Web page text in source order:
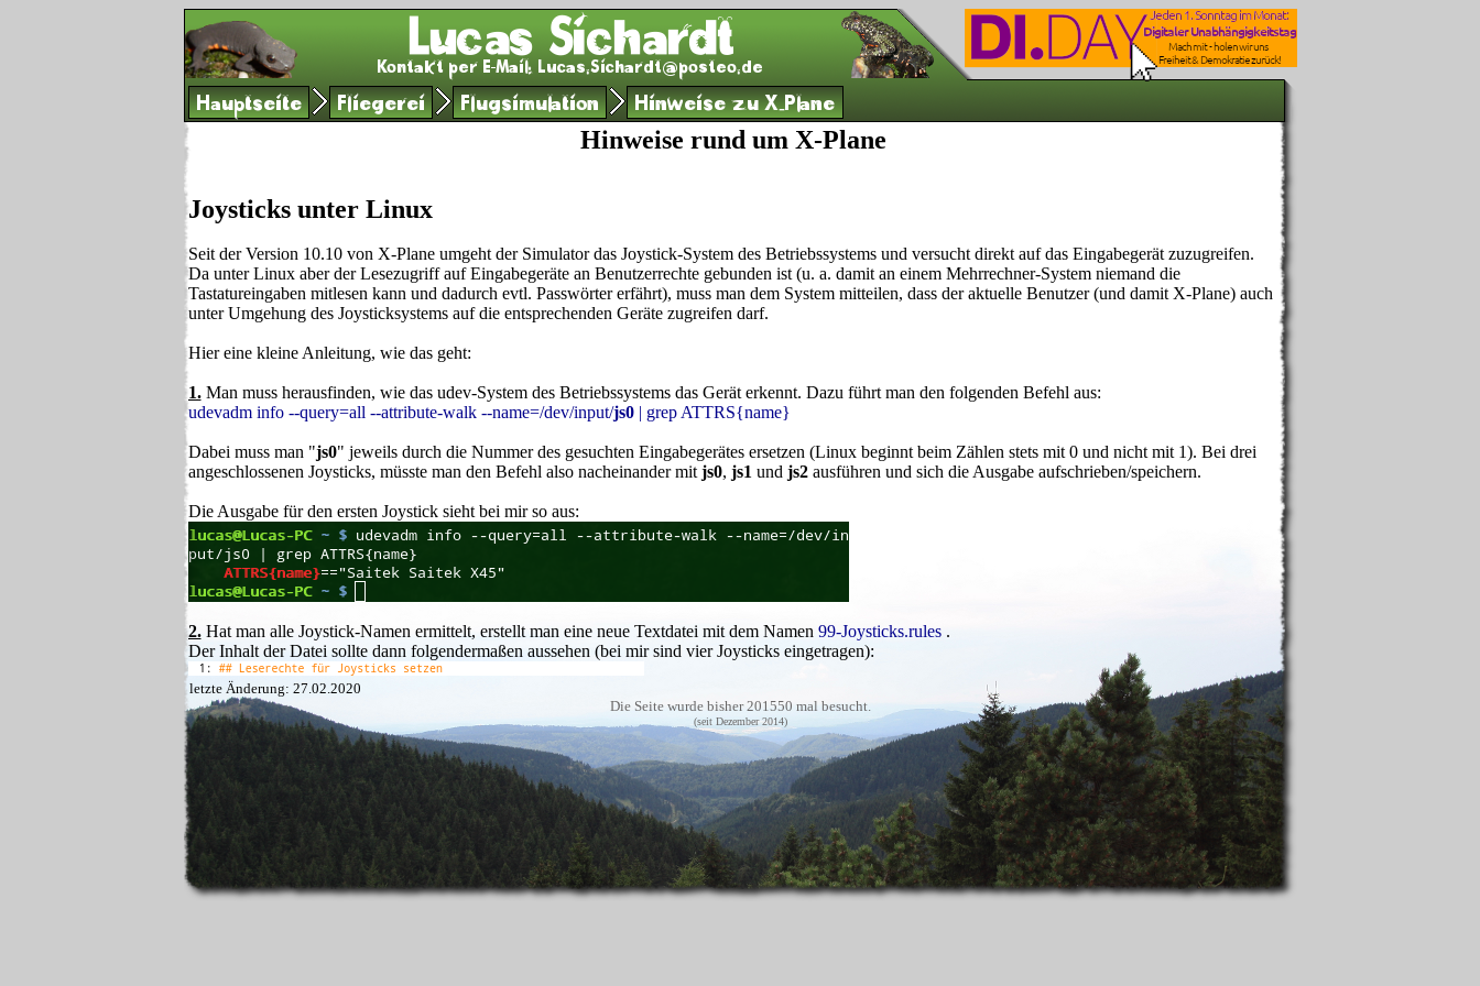
Hauptseite Fliegerei Flugsimulation
Hinweise zu X-Plane
Hinweise rund um X-Plane
Joysticks unter Linux
Seit der Version 10.10 von X-Plane umgeht der Simulator das Joystick-System des Betriebssystems und versucht direkt auf das Eingabegerät zuzugreifen.
Da unter Linux aber der Lesezugriff auf Eingabegeräte an Benutzerrechte gebunden ist (u. a. damit an einem Mehrrechner-System niemand die
Tastatureingaben mitlesen kann und dadurch evtl. Passwörter erfährt), muss man dem System mitteilen, dass der aktuelle Benutzer (und damit X-Plane) auch
unter Umgehung des Joysticksystems auf die entsprechenden Geräte zugreifen darf.
Hier eine kleine Anleitung, wie das geht:
1.Man muss herausfinden, wie das udev-System des Betriebssystems das Gerät erkennt. Dazu führt man den folgenden Befehl aus:
udevadm info --query=all --attribute-walk --name=/dev/input/js0| grep ATTRS{name}
Dabei muss man "js0" jeweils durch die Nummer des gesuchten Eingabegerätes ersetzen (Linux beginnt beim Zählen stets mit 0 und nicht mit 1). Bei drei
angeschlossenen Joysticks, müsste man den Befehl also nacheinander mit js0, js1 und js2ausführen und sich die Ausgabe aufschrieben/speichern.
Die Ausgabe für den ersten Joystick sieht bei mir so aus:
2.Hat man alle Joystick-Namen ermittelt, erstellt man eine neue Textdatei mit dem Namen 99-Joysticks.rules.
Der Inhalt der Datei sollte dann folgendermaßen aussehen (bei mir sind vier Joysticks eingetragen):
Wichtig ist, dass der ATTRS-Name exakt mit dem übereinstimmt, was man vorher mittels udevadm in Schritt 1 ermittelt hat (man beachte dazu auch das
Leerzeichen am Ende bei manchen CH-Geräten!).
letzte Änderung: 27.02.2020
Die Seite wurde bisher 201550 mal besucht.
(seit Dezember 2014)